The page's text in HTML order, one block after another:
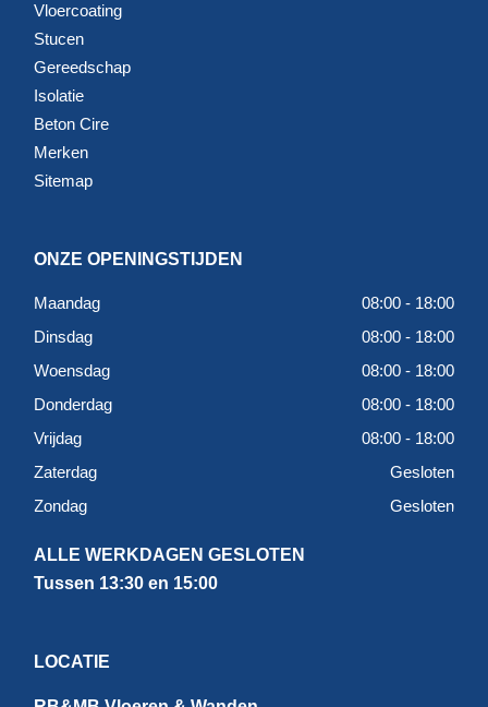
Vloercoating
Stucen
Gereedschap
Isolatie
Beton Cire
Merken
Sitemap
ONZE OPENINGSTIJDEN
Maandag
08:00 - 18:00
Dinsdag
08:00 - 18:00
Woensdag
08:00 - 18:00
Donderdag
08:00 - 18:00
Vrijdag
08:00 - 18:00
Zaterdag
Gesloten
Zondag
Gesloten
ALLE WERKDAGEN GESLOTEN
Tussen 13:30 en 15:00
LOCATIE